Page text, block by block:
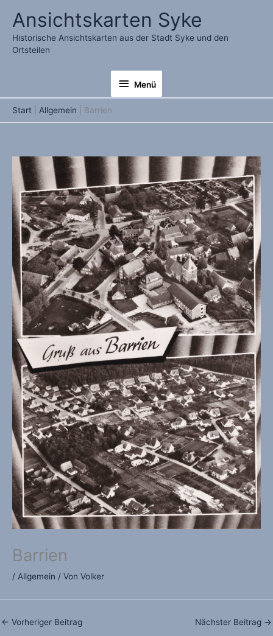
Inhalt
springen
Ansichtskarten Syke
Historische Ansichtskarten aus der Stadt Syke und den
Ortsteilen
Menü
Menü
Start Allgemein Barrien
Barrien
/ Allgemein / Von Volker
← Vorheriger Beitrag Nächster Beitrag →